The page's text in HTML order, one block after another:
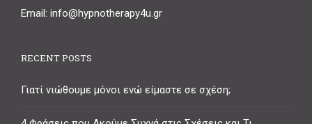
Email: info@hypnotherapy4u.gr
RECENT POSTS
Γιατί νιώθουμε μόνοι ενώ είμαστε σε σχέση;